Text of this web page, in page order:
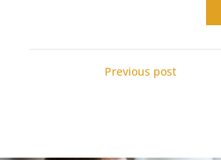
Previous post